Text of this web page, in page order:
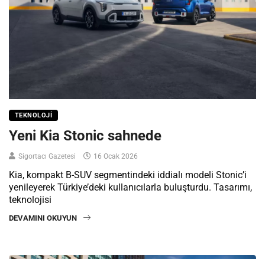
TEKNOLOJI
Yeni Kia Stonic sahnede
Sigortacı Gazetesi 16 Ocak 2026
Kia, kompakt B-SUV segmentindeki iddialı modeli Stonic’i
yenileyerek Türkiye’deki kullanıcılarla buluşturdu. Tasarımı,
teknolojisi
DEVAMINI OKUYUN